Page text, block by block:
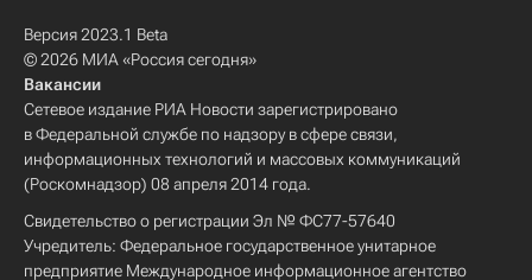
Версия 2023.1 Beta
© 2026 МИА «Россия сегодня»
Вакансии
Сетевое издание РИА Новости зарегистрировано
в Федеральной службе по надзору в сфере связи,
информационных технологий и массовых коммуникаций
(Роскомнадзор) 08 апреля 2014 года.
Свидетельство о регистрации Эл № ФС77-57640
Учредитель: Федеральное государственное унитарное
предприятие Международное информационное агентство